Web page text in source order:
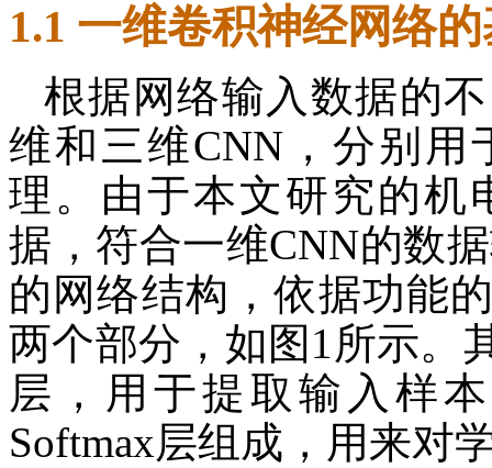
1.1 一维卷积神经网络
根据网络输入数据的
维和三维CNN，分别
理。由于本文研究的机
据，符合一维CNN的数
的网络结构，依据功能
两个部分，如图1所示。
层，用于提取输入样
Softmax层组成，用来对